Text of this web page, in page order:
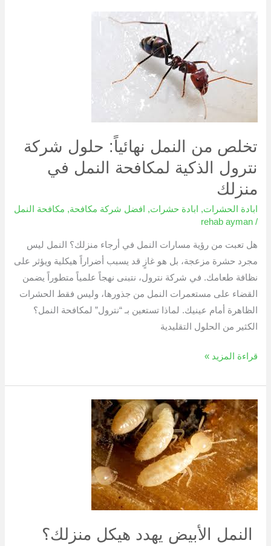
تخلص من النمل نهائياً: حلول شركة
نترول الذكية لمكافحة النمل في
منزلك
ابادة الحشرات, ابادة حشرات, افضل شركة مكافحة, مكافحة النمل
/
rehab ayman
هل تعبت من رؤية مسارات النمل في أرجاء منزلك؟ النمل ليس
مجرد حشرة مزعجة، بل هو غازٍ قد يسبب أضراراً هيكلية ويؤثر على
نظافة طعامك. في شركة نترول، نتبنى نهجاً علمياً متطوراً يضمن
القضاء على مستعمرات النمل من جذورها، وليس فقط الحشرات
الظاهرة أمام عينيك. لماذا تستعين بـ “نترول” لمكافحة النمل؟
الكثير من الحلول التقليدية
تخلص
النمل
حلول
لمكافحة
النمل
منزلك
قراءة المزيد »
النمل الأبيض يهدد هيكل منزلك؟
النمل
الأبيض
يهدد
هيكل
منزلك؟
إليك
الحل
من